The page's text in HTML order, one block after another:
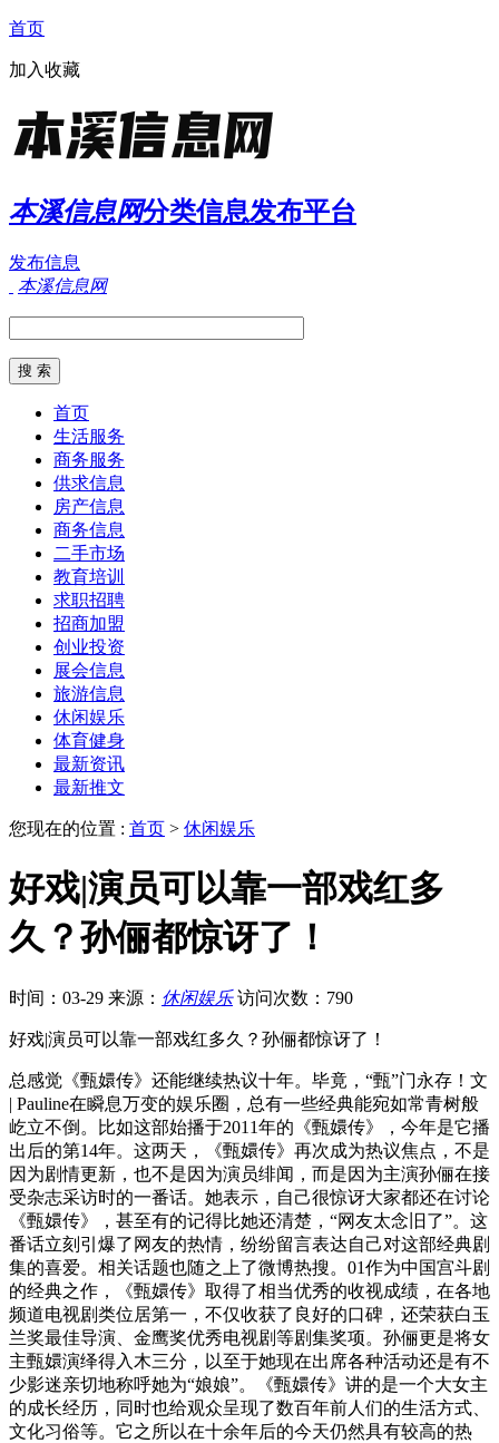
首页
加入收藏
本溪信息网分类信息发布平台
发布信息
本溪信息网
首页
生活服务
商务服务
供求信息
房产信息
商务信息
二手市场
教育培训
求职招聘
招商加盟
创业投资
展会信息
旅游信息
休闲娱乐
体育健身
最新资讯
最新推文
您现在的位置 : 首页 > 休闲娱乐
好戏|演员可以靠一部戏红多
久？孙俪都惊讶了！
时间：03-29 来源： 休闲娱乐 访问次数：790
好戏|演员可以靠一部戏红多久？孙俪都惊讶了！
总感觉《甄嬛传》还能继续热议十年。毕竟，“甄”门永存！文
| Pauline在瞬息万变的娱乐圈，总有一些经典能宛如常青树般
屹立不倒。比如这部始播于2011年的《甄嬛传》，今年是它播
出后的第14年。这两天，《甄嬛传》再次成为热议焦点，不是
因为剧情更新，也不是因为演员绯闻，而是因为主演孙俪在接
受杂志采访时的一番话。她表示，自己很惊讶大家都还在讨论
《甄嬛传》，甚至有的记得比她还清楚，“网友太念旧了”。这
番话立刻引爆了网友的热情，纷纷留言表达自己对这部经典剧
集的喜爱。相关话题也随之上了微博热搜。01作为中国宫斗剧
的经典之作，《甄嬛传》取得了相当优秀的收视成绩，在各地
频道电视剧类位居第一，不仅收获了良好的口碑，还荣获白玉
兰奖最佳导演、金鹰奖优秀电视剧等剧集奖项。孙俪更是将女
主甄嬛演绎得入木三分，以至于她现在出席各种活动还是有不
少影迷亲切地称呼她为“娘娘”。《甄嬛传》讲的是一个大女主
的成长经历，同时也给观众呈现了数百年前人们的生活方式、
文化习俗等。它之所以在十余年后的今天仍然具有较高的热